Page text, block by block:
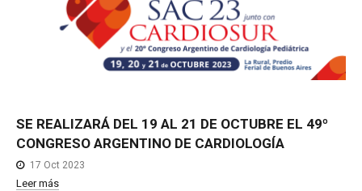
SE REALIZARÁ DEL 19 AL 21 DE OCTUBRE EL 49º
CONGRESO ARGENTINO DE CARDIOLOGÍA
17 Oct 2023
Leer más